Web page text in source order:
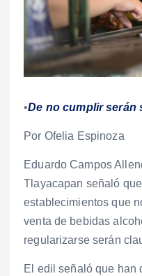
•De no cumplir serán
Por Ofelia Espinoza
Eduardo Campos
Tlayacapan señaló
establecimientos que
venta de bebidas
regularizarse serán
El edil señaló que han